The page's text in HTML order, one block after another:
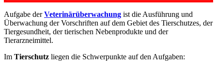
Aufgabe derVeterinärüberwachung ist die Ausführung und
Überwachung der Vorschriften auf dem Gebiet des Tierschutzes, der
Tiergesundheit, der tierischen Nebenprodukte und der
Tierarzneimittel.
Im Tierschutz liegen die Schwerpunkte auf den Aufgaben: